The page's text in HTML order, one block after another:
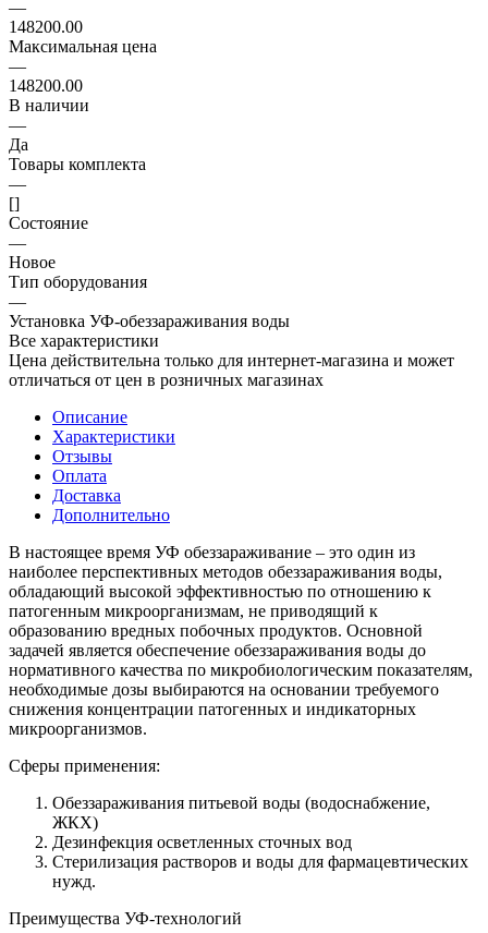
—
148200.00
Максимальная цена
—
148200.00
В наличии
—
Да
Товары комплекта
—
[]
Состояние
—
Новое
Тип оборудования
—
Установка УФ-обеззараживания воды
Все характеристики
Цена действительна только для интернет-магазина и может
отличаться от цен в розничных магазинах
Описание
Характеристики
Отзывы
Оплата
Доставка
Дополнительно
В настоящее время УФ обеззараживание – это один из
наиболее перспективных методов обеззараживания воды,
обладающий высокой эффективностью по отношению к
патогенным микроорганизмам, не приводящий к
образованию вредных побочных продуктов. Основной
задачей является обеспечение обеззараживания воды до
нормативного качества по микробиологическим показателям,
необходимые дозы выбираются на основании требуемого
снижения концентрации патогенных и индикаторных
микроорганизмов.
Сферы применения:
Обеззараживания питьевой воды (водоснабжение,
ЖКХ)
Дезинфекция осветленных сточных вод
Стерилизация растворов и воды для фармацевтических
нужд.
Преимущества УФ-технологий